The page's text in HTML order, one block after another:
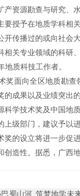
产资源勘查与研究、
要授予在地质学科相
开传播过的或向社会
相关专业领域的科研
质科技工作者。
奖面向全区地质勘
的成果以及业绩突出
科学技术奖及中国地
上级部门，建议予以
奖的设立将进一步促
创造性。据悉，广西
蜀山河 筑梦地学未